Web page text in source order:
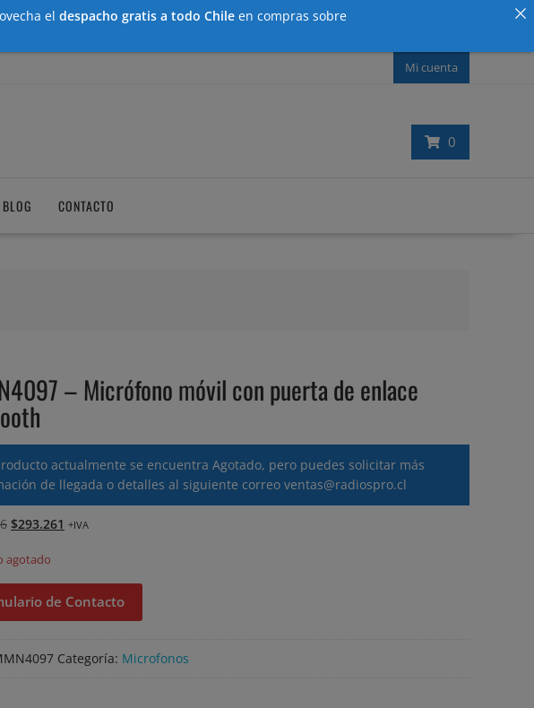
Mi cuenta
0
BLOG CONTACTO
– Micrófono móvil con puerta de enlace
actualmente se encuentra Agotado, pero puedes solicitar más
de llegada o detalles al siguiente correo ventas@radiospro.cl
El
original
era:
$366.576.
$293.261 El
es:
$293.261.
+IVA
agotado
de Contacto
Categoría: Microfonos
el despacho gratis a todo Chile en compras sobre